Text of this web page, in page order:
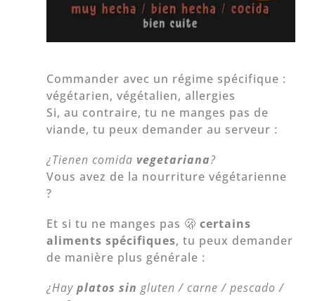
Commander avec un régime spécifique :
végétarien, végétalien, allergies
Si, au contraire, tu ne manges pas de
viande, tu peux demander au serveur :
¿Tienen comida vegetariana?
Vous avez de la nourriture végétarienne
?
Et si tu ne manges pas 🫢certains
aliments spécifiques, tu peux demander
de manière plus générale :
¿Hayplatos sin gluten / carne / pescado /